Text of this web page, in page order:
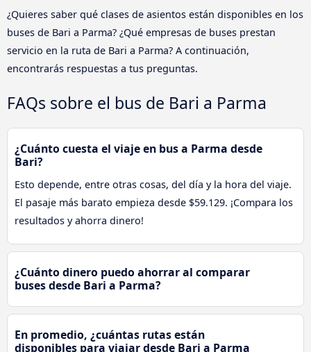
¿Quieres saber qué clases de asientos están disponibles en los
buses de Bari a Parma? ¿Qué empresas de buses prestan
servicio en la ruta de Bari a Parma? A continuación,
encontrarás respuestas a tus preguntas.
FAQs sobre el bus de Bari a Parma
¿Cuánto cuesta el viaje en bus a Parma desde
Bari?
Esto depende, entre otras cosas, del día y la hora del viaje.
El pasaje más barato empieza desde $59.129. ¡Compara los
resultados y ahorra dinero!
¿Cuánto dinero puedo ahorrar al comparar
buses desde Bari a Parma?
En promedio, ¿cuántas rutas están
disponibles para viajar desde Bari a Parma